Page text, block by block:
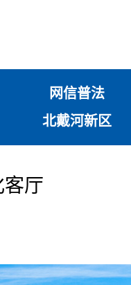
网信普法
北戴河新区
厅